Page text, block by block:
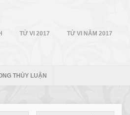
TỬ VI 2017 TỬ VI NĂM 2017
THỦY LUẬN